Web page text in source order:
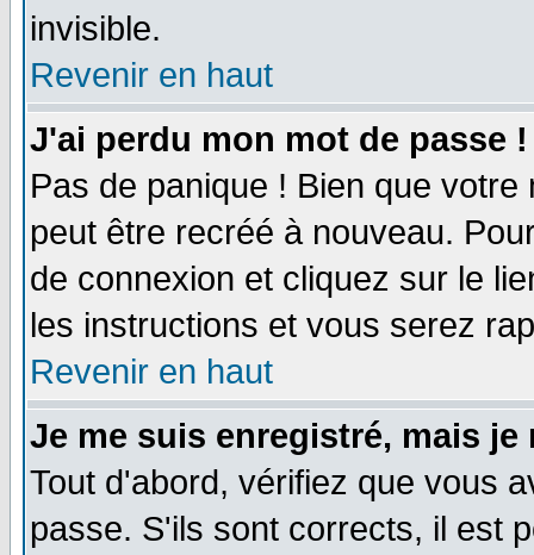
invisible.
Revenir en haut
J'ai perdu mon mot de passe !
Pas de panique ! Bien que
peut être recréé à nouveau.
de connexion et cliquez sur le
les instructions et vous serez
Revenir en haut
Je me suis enregistré, mais
Tout d'abord, vérifiez que vous
passe. S'ils sont corrects, il est